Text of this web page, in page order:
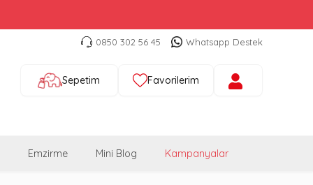
0850 302 56 45 Whatsapp Destek
Sepetim Favorilerim
Emzirme Mini Blog Kampanyalar